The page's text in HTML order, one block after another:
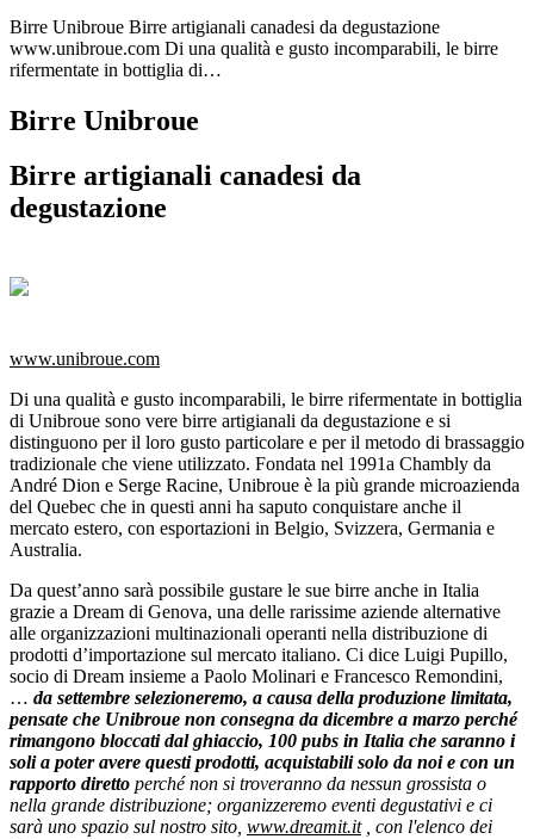
Birre Unibroue Birre artigianali canadesi da degustazione
www.unibroue.com Di una qualità e gusto incomparabili, le birre
rifermentate in bottiglia di…
Birre Unibroue
Birre artigianali canadesi da
degustazione
www.unibroue.com
Di una qualità e gusto incomparabili, le birre rifermentate in bottiglia
di Unibroue sono vere birre artigianali da degustazione e si
distinguono per il loro gusto particolare e per il metodo di brassaggio
tradizionale che viene utilizzato. Fondata nel 1991a Chambly da
André Dion e Serge Racine, Unibroue è la più grande microazienda
del Quebec che in questi anni ha saputo conquistare anche il
mercato estero, con esportazioni in Belgio, Svizzera, Germania e
Australia.
Da quest’anno sarà possibile gustare le sue birre anche in Italia
grazie a Dream di Genova, una delle rarissime aziende alternative
alle organizzazioni multinazionali operanti nella distribuzione di
prodotti d’importazione sul mercato italiano. Ci dice Luigi Pupillo,
socio di Dream insieme a Paolo Molinari e Francesco Remondini,
… da settembre selezioneremo, a causa della produzione limitata,
pensate che Unibroue non consegna da dicembre a marzo perché
rimangono bloccati dal ghiaccio, 100 pubs in Italia che saranno i
soli a poter avere questi prodotti, acquistabili solo da noi e con un
rapporto diretto perché non si troveranno da nessun grossista o
nella grande distribuzione; organizzeremo eventi degustativi e ci
sarà uno spazio sul nostro sito, www.dreamit.it, con l'elenco dei